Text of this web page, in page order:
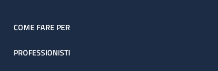
COME FARE PER
PROFESSIONISTI